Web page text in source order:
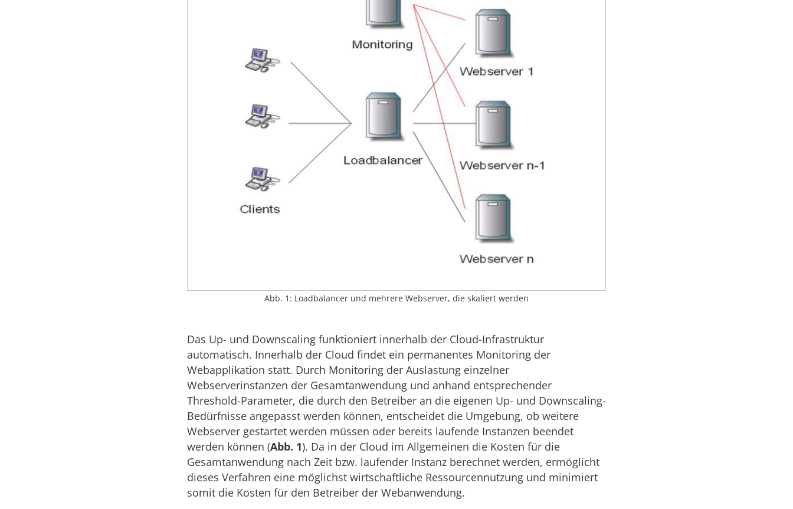
Abb. 1: Loadbalancer und mehrere Webserver, die skaliert werden
Das Up- und Downscaling funktioniert innerhalb der Cloud-Infrastruktur
automatisch. Innerhalb der Cloud findet ein permanentes Monitoring der
Webapplikation statt. Durch Monitoring der Auslastung einzelner
Webserverinstanzen der Gesamtanwendung und anhand entsprechender
Threshold-Parameter, die durch den Betreiber an die eigenen Up- und Downscaling-
Bedürfnisse angepasst werden können, entscheidet die Umgebung, ob weitere
Webserver gestartet werden müssen oder bereits laufende Instanzen beendet
werden können (Abb. 1). Da in der Cloud im Allgemeinen die Kosten für die
Gesamtanwendung nach Zeit bzw. laufender Instanz berechnet werden, ermöglicht
dieses Verfahren eine möglichst wirtschaftliche Ressourcennutzung und minimiert
somit die Kosten für den Betreiber der Webanwendung.